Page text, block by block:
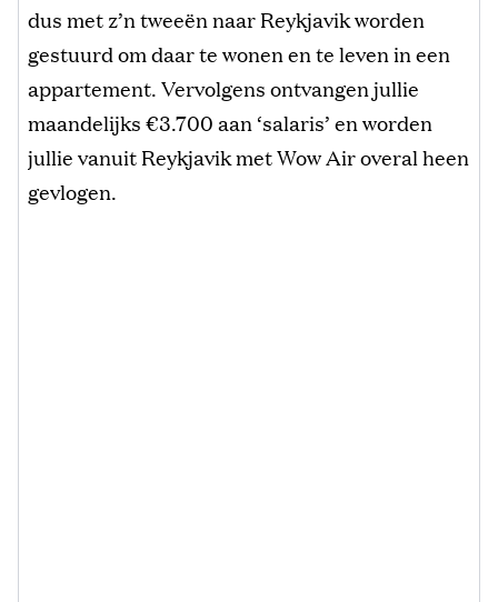
dus met z’n tweeën naar Reykjavik worden
gestuurd om daar te wonen en te leven in een
appartement. Vervolgens ontvangen jullie
maandelijks €3.700 aan ‘salaris’ en worden
jullie vanuit Reykjavik met Wow Air overal heen
gevlogen.